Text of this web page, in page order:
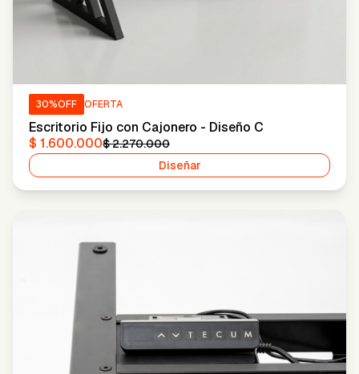
30%OFF OFERTA
Escritorio Fijo con Cajonero - Diseño C
$ 1.600.000$ 2.270.000
Diseñar